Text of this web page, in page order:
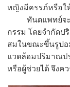
หญิงมีครรภ์หรือใ
ทันตแพทย์จะต้
กรรม โดยจำกัดป
สมในขณะขึ้นรูปอ
แวดล้อมปริมาณป
หรือผู้ช่วยได้ จึงค